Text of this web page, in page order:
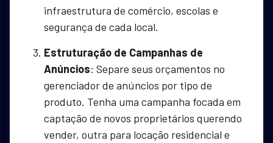
infraestrutura de comércio, escolas e
segurança de cada local.
Estruturação de Campanhas de
Anúncios: Separe seus orçamentos no
gerenciador de anúncios por tipo de
produto. Tenha uma campanha focada em
captação de novos proprietários querendo
vender, outra para locação residencial e